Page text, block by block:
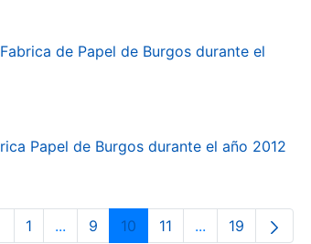
de Papel de Burgos durante el
Papel de Burgos durante el año 2012
Page
1 ...Intermediate Pages Use TAB to
Page
9 Page
10 Page
11 ...Intermediate
Page
19